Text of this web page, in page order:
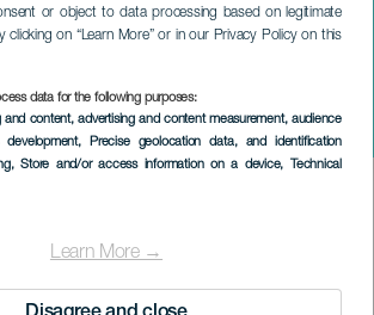
or object to data processing based on legitimate
clicking on “Learn More” or in our Privacy Policy on this
data for the following purposes:
and content, advertising and content measurement, audience
, Precise geolocation data, and identification
, Store and/or access information on a device, Technical
Learn More →
fra Los Galguitos